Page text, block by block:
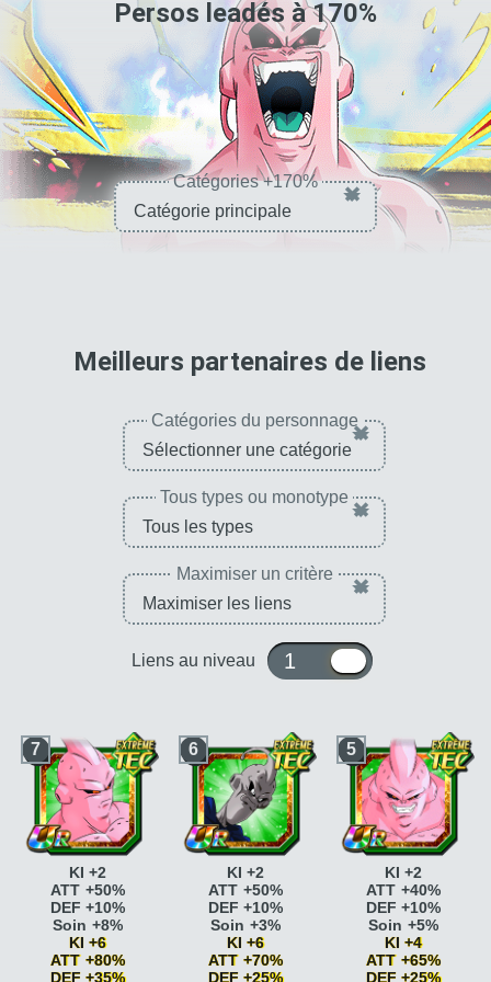
PV, ATT et DÉF +120
% pour le type E. PUI
Persos leadés à/
170%
Catégories +170% ×
Meilleurs partenaires de liens
Catégories du personnage×
Tous types ou monotype ×
Maximiser un critère ×
Liens au niveau 1 ou 10
7
KI +2
ATT +50%
DEF +10%
Soin +8%
KI +6
ATT +80%
DEF +35%
6
KI +2
ATT +50%
DEF +10%
Soin +3%
KI +6
ATT +70%
DEF +25%
5
KI +2
ATT +40%
DEF +10%
Soin +5%
KI +4
ATT +65%
DEF +25%